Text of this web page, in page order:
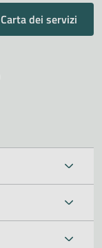
Carta dei servizi